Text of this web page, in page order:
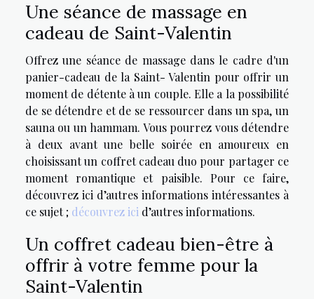
Une séance de massage en
cadeau de Saint-Valentin
Offrez une séance de massage dans le cadre d'un
panier-cadeau de la Saint- Valentin pour offrir un
moment de détente à un couple. Elle a la possibilité
de se détendre et de se ressourcer dans un spa, un
sauna ou un hammam. Vous pourrez vous détendre
à deux avant une belle soirée en amoureux en
choisissant un coffret cadeau duo pour partager ce
moment romantique et paisible. Pour ce faire,
découvrez ici d’autres informations intéressantes à
ce sujet ; découvrez ici d’autres informations.
Un coffret cadeau bien-être à
offrir à votre femme pour la
Saint-Valentin